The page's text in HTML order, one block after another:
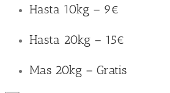
Hasta 10kg – 9€
Hasta 20kg – 15€
Mas 20kg – Gratis